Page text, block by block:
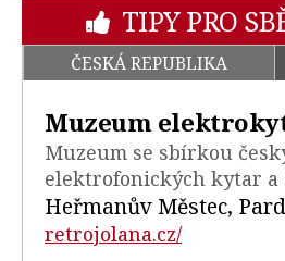
TIPY PRO
ČESKÁ REPUBLIKA
Muzeum
Muzeum se sbírkou
elektrofonických kytar a
Heřmanův Městec,
retrojolana.cz/